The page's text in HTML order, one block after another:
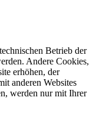
Betrieb der
Andere Cookies,
erhöhen, der
anderen Websites
werden nur mit Ihrer